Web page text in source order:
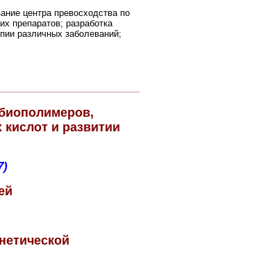
центра превосходства по
препаратов; разработка
различных заболеваний;
и развитии